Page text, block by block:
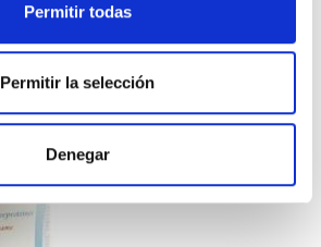
Permitir todas
Permitir la selección
Denegar